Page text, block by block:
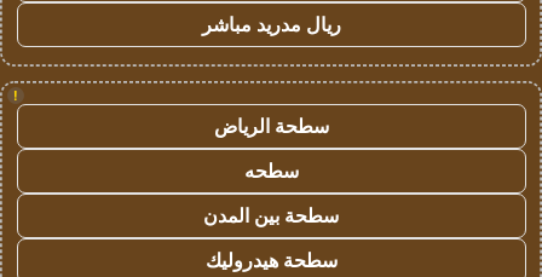
ريال مدريد مباشر
!
سطحة الرياض
سطحه
سطحة بين المدن
سطحة هيدروليك